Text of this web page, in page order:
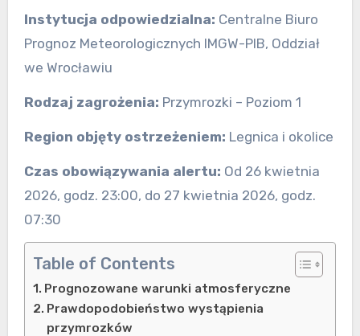
Instytucja odpowiedzialna: Centralne Biuro
Prognoz Meteorologicznych IMGW-PIB, Oddział
we Wrocławiu
Rodzaj zagrożenia: Przymrozki – Poziom 1
Region objęty ostrzeżeniem: Legnica i okolice
Czas obowiązywania alertu: Od 26 kwietnia
2026, godz. 23:00, do 27 kwietnia 2026, godz.
07:30
Table of Contents
Prognozowane warunki atmosferyczne
Prawdopodobieństwo wystąpienia
przymrozków